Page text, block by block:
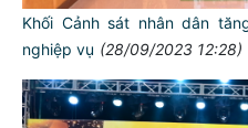
Khối Cảnh sát nhân dân
nghiệp vụ (28/09/2023 12:28)